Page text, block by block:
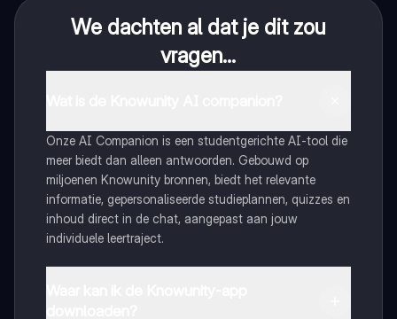
We dachten al dat je dit zou
vragen...
Onze AI Companion is een studentgerichte AI-tool die
meer biedt dan alleen antwoorden. Gebouwd op
miljoenen Knowunity bronnen, biedt het relevante
informatie, gepersonaliseerde studieplannen, quizzes en
inhoud direct in de chat, aangepast aan jouw
individuele leertraject.